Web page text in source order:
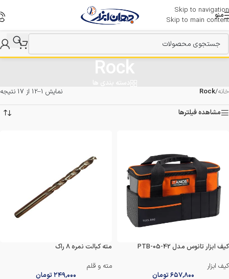
Skip to navigation
Skip to main content
منو
Rock
خانه/
Rock نمایش 1–12 از 17 نتیجه
مشاهده فیلترها
کیف ابزار تانوس مدل PTB-05-42
کیف ابزار
۶۵۷,۸۰۰تومان
مته کبالت نمره 8 راک
مته و قلم
۲۴۹,۰۰۰تومان